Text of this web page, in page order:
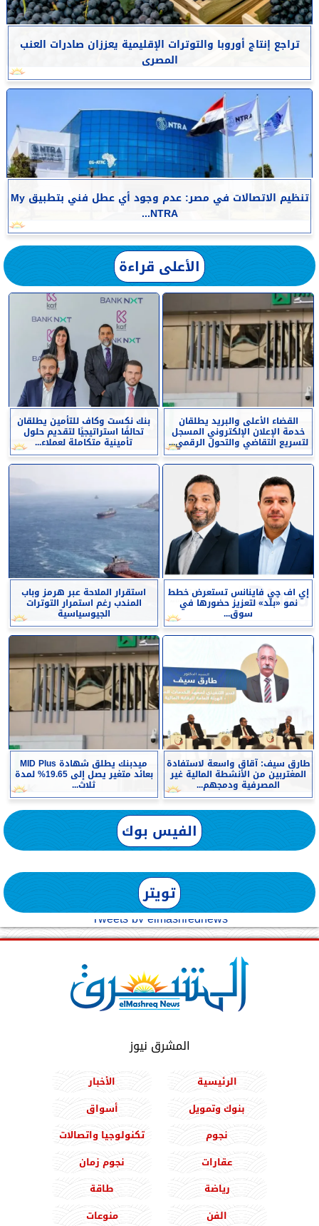
تراجع إنتاج أوروبا والتوترات الإقليمية يعززان صادرات العنب
المصرى
تنظيم الاتصالات في مصر: عدم وجود أي عطل فني بتطبيق My
NTRA...
الأعلى قراءة
القضاء الأعلى والبريد يطلقان
خدمة الإعلان الإلكتروني المسجل
لتسريع التقاضي والتحول الرقمي...
بنك نكست وكاف للتأمين يطلقان
تحالفًا استراتيجيًا لتقديم حلول
تأمينية متكاملة لعملاء...
إي اف چي فاينانس تستعرض خطط
نمو «بلد» لتعزيز حضورها في
سوق...
استقرار الملاحة عبر هرمز وباب
المندب رغم استمرار التوترات
الجيوسياسية
طارق سيف: آقاق واسعة لاستفادة
المغتربين من الأنشطة المالية غير
المصرفية ودمجهم...
ميدبنك يطلق شهادة MID Plus
بعائد متغير يصل إلى 19.65% لمدة
ثلاث...
الفيس بوك
تويتر
Tweets by elmashreqnews
المشرق نيوز
الرئيسية
الأخبار
بنوك وتمويل
أسواق
نجوم
تكنولوجيا واتصالات
عقارات
نجوم زمان
رياضة
طاقة
الفن
منوعات